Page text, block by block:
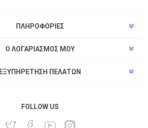
ΠΛΗΡΟΦΟΡΊΕΣ
Ο ΛΟΓΑΡΙΑΣΜΌΣ ΜΟΥ
ΕΞΥΠΗΡΈΤΗΣΗ ΠΕΛΑΤΏΝ
FOLLOW US